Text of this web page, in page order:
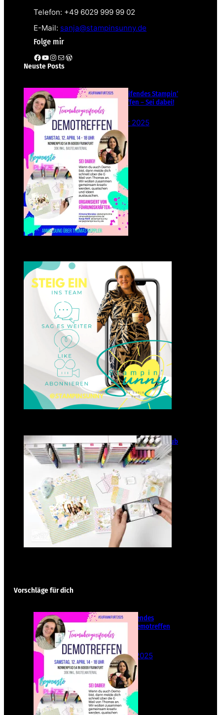
Telefon: +49 6029 999 99 02
E-Mail: sanja@stampinsunny.de
Folge mir
Facebook YouTube Instagram E-Mail WordPress
Neuste Posts
Teamübergreifendes Stampin‘
Up! Demotreffen – Sei dabei!
26. Februar 2025
Einsteigen 2025 im Team
Stampin‘ Sunny
23. Januar 2025
GANZ NEU: Scrapbooking Club
2025
21. Januar 2025
Vorschläge für dich
Teamübergreifendes
Stampin‘ Up! Demotreffen
– Sei dabei!
26. Februar 2025